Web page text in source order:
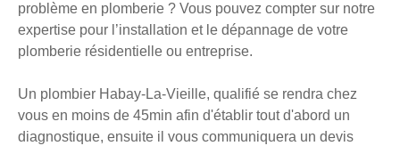
problème en plomberie ? Vous pouvez compter sur notre
expertise pour l’installation et le dépannage de votre
plomberie résidentielle ou entreprise.
Un plombier Habay-La-Vieille, qualifié se rendra chez
vous en moins de 45min afin d'établir tout d'abord un
diagnostique, ensuite il vous communiquera un devis